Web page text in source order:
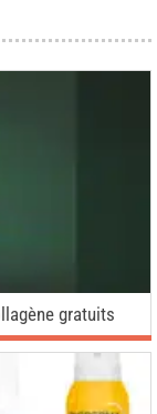
gratuits